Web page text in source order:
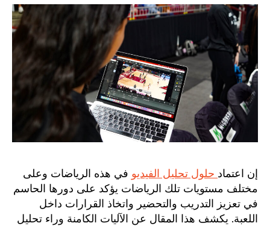
إن اعتماد حلول تحليل الفيديو في هذه الرياضات وعلى
مختلف مستويات تلك الرياضات يؤكد على دورها الحاسم
في تعزيز التدريب والتحضير واتخاذ القرارات داخل
اللعبة. يكشف هذا المقال عن الآليات الكامنة وراء تحليل